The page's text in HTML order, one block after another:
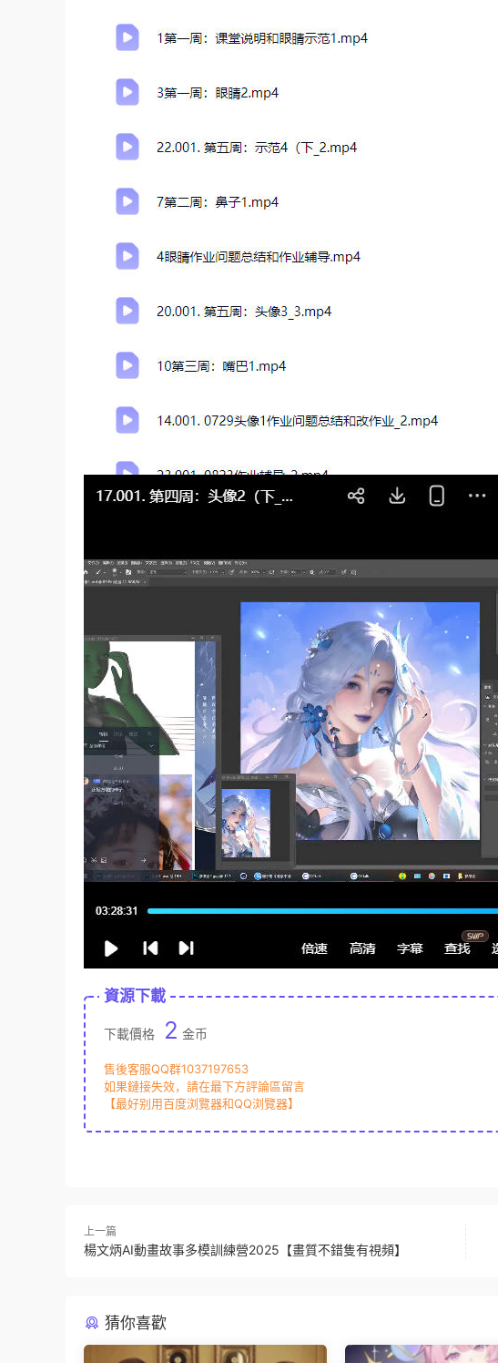
資源下載
下載價格 2 金币
售後客服QQ群1037197653
如果鏈接失效，請在最下方評論區留言
【最好别用百度浏覽器和QQ浏覽器】
上一篇
楊文炳AI動畫故事多模訓練營2025【畫質不錯隻有視頻】
猜你喜歡